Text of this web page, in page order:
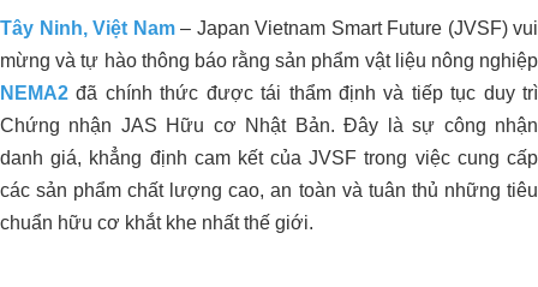
Tây Ninh, Việt Nam– Japan Vietnam Smart Future (JVSF) vui
mừng và tự hào thông báo rằng sản phẩm vật liệu nông nghiệp
NEMA2 đã chính thức được tái thẩm định và tiếp tục duy trì
Chứng nhận JAS Hữu cơ Nhật Bản. Đây là sự công nhận
danh giá, khẳng định cam kết của JVSF trong việc cung cấp
các sản phẩm chất lượng cao, an toàn và tuân thủ những tiêu
chuẩn hữu cơ khắt khe nhất thế giới.